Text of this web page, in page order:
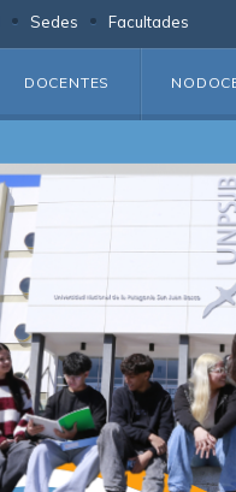
Sedes Facultades
DOCENTES